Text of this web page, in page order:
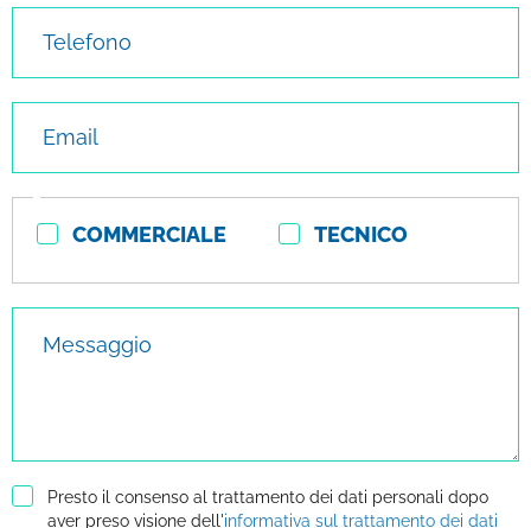
contattoCOMMERCIALE TECNICO
Presto il consenso al trattamento dei dati personali dopo
aver preso visione dell'informativa sul trattamento dei dati